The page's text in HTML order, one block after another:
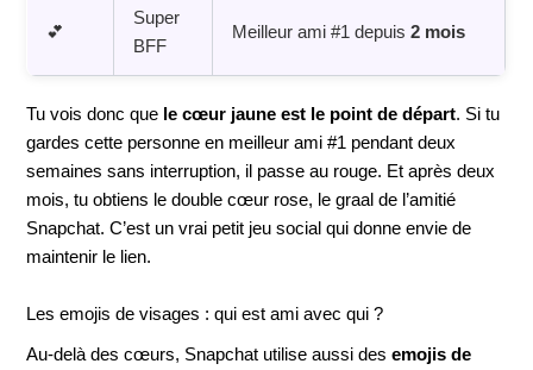
💕
Super
BFF
Meilleur ami #1 depuis2 mois
Tu vois donc que le cœur jaune est le point de départ. Si tu
gardes cette personne en meilleur ami #1 pendant deux
semaines sans interruption, il passe au rouge. Et après deux
mois, tu obtiens le double cœur rose, le graal de l’amitié
Snapchat. C’est un vrai petit jeu social qui donne envie de
maintenir le lien.
Les emojis de visages : qui est ami avec qui ?
Au-delà des cœurs, Snapchat utilise aussi desemojis de